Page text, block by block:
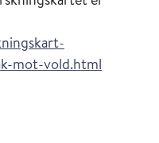
mot-vold.html